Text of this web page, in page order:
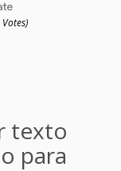
texto
para